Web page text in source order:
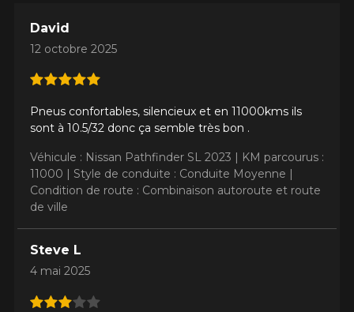
David
12 octobre 2025
Pneus confortables, silencieux et en 11000kms ils
sont à 10.5/32 donc ça semble très bon .
Véhicule : Nissan Pathfinder SL 2023 | KM parcourus :
11000 | Style de conduite : Conduite Moyenne |
Condition de route : Combinaison autoroute et route
de ville
Steve L
4 mai 2025